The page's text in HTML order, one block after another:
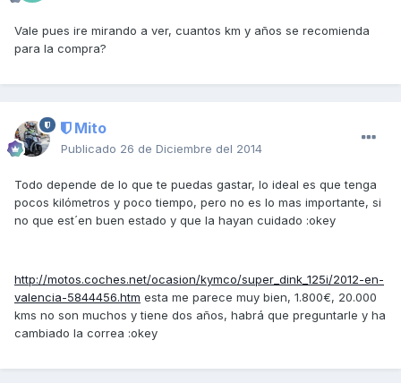
Vale pues ire mirando a ver, cuantos km y años se recomienda
para la compra?
Mito
Publicado 26 de Diciembre del 2014
Todo depende de lo que te puedas gastar, lo ideal es que tenga
pocos kilómetros y poco tiempo, pero no es lo mas importante, si
no que est´en buen estado y que la hayan cuidado :okey
http://motos.coches.net/ocasion/kymco/super_dink_125i/2012-en-
valencia-5844456.htm esta me parece muy bien, 1.800€, 20.000
kms no son muchos y tiene dos años, habrá que preguntarle y ha
cambiado la correa :okey